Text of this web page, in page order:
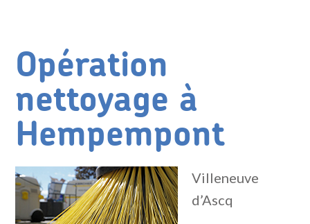
Opération
nettoyage à
Hempempont
Villeneuve
d’Ascq